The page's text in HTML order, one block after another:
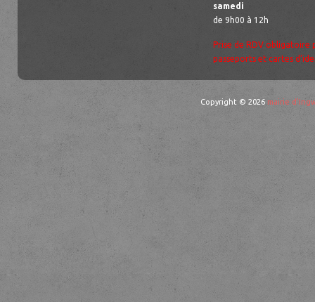
samedi
de 9h00 à 12h
Prise de RDV obligatoire
passeports et cartes
Copyright © 2026 mairie